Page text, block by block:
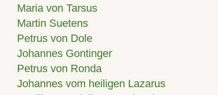
Maria von Tarsus
Martin Suetens
Petrus von Dole
Johannes Gontinger
Petrus von Ronda
Johannes vom heiligen Lazarus